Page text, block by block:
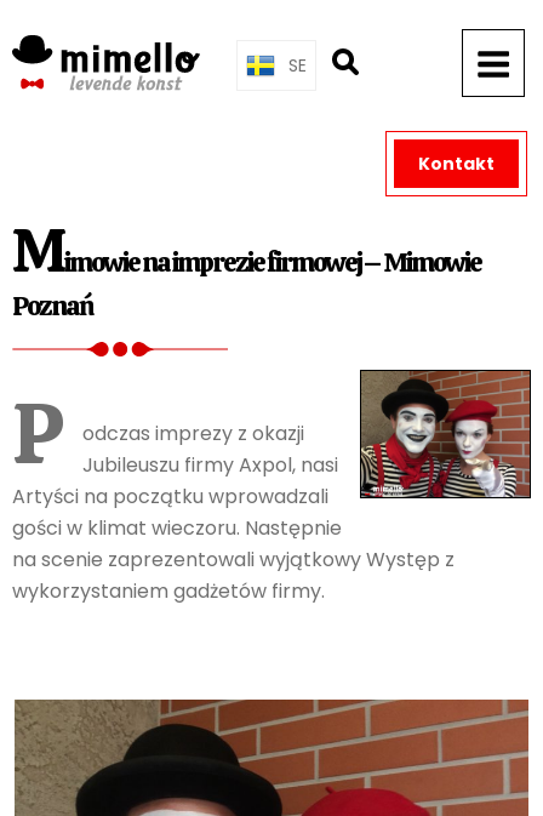
to
content
SE
Mimowie na imprezie firmowej – Mimowie
Poznań
P
odczas imprezy z okazji
Jubileuszu firmy Axpol, nasi
Artyści na początku wprowadzali
gości w klimat wieczoru. Następnie
na scenie zaprezentowali wyjątkowy Występ z
wykorzystaniem gadżetów firmy.
Kontakt